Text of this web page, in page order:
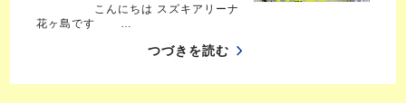
こんにちは スズキアリーナ
花ヶ島です …
つづきを読む